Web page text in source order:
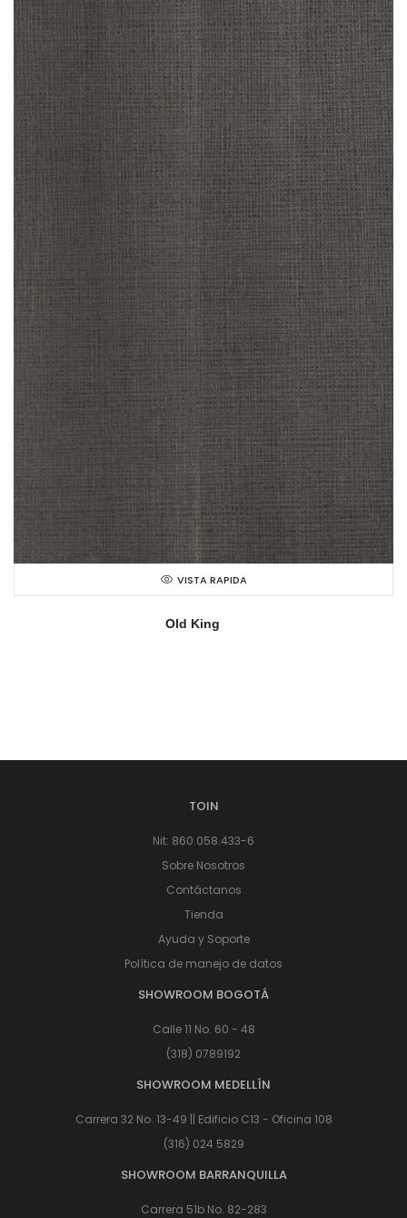
VISTA RAPIDA
Old King
TOIN
Nit: 860.058.433-6
Sobre Nosotros
Contáctanos
Tienda
Ayuda y Soporte
Política de manejo de datos
SHOWROOM BOGOTÁ
Calle 11 No. 60 - 48
(318) 0789192
SHOWROOM MEDELLÍN
Carrera 32 No. 13-49 || Edificio C13 - Oficina 108
(316) 024 5829
SHOWROOM BARRANQUILLA
Carrera 51b No. 82-283